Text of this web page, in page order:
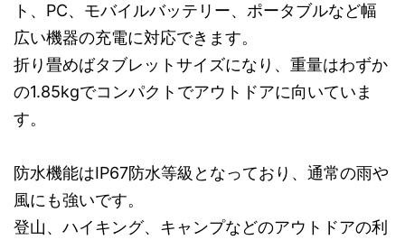
ト、PC、モバイルバッテリー、ポータブルなど幅
広い機器の充電に対応できます。
折り畳めばタブレットサイズになり、重量はわずか
の1.85kgでコンパクトでアウトドアに向いていま
す。
防水機能はIP67防水等級となっており、通常の雨や
風にも強いです。
登山、ハイキング、キャンプなどのアウトドアの利